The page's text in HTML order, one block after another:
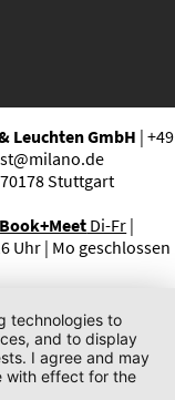
Leuchten GmbH | +49
Stuttgart
Book+Meet Di-Fr |
Uhr | Mo geschlossen
technologies to
and to display
I agree and may
with effect for the